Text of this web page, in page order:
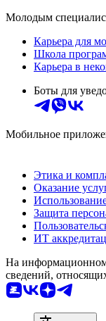
Молодым
Карьера для
Школа
Карьера в
Боты для
Мобильное
Этика и
Оказание
Защита
ИТ
На информационном
сведений,